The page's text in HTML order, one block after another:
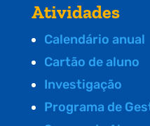
Atividades
Calendário anual
Cartão de aluno
Investigação
Programa de